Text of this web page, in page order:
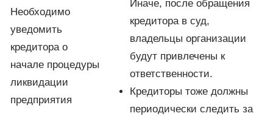
Необходимо
уведомить
кредитора о
начале процедуры
ликвидации
предприятия
Иначе, после обращения
кредитора в суд,
владельцы организации
будут привлечены к
ответственности.
Кредиторы тоже должны
периодически следить за